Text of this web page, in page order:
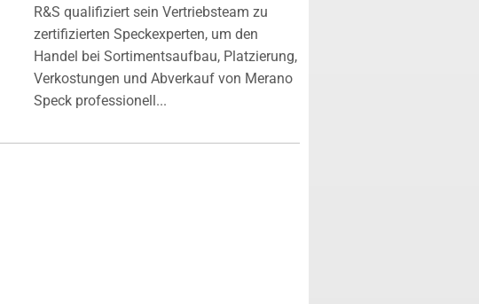
R&S qualifiziert sein Vertriebsteam zu
zertifizierten Speckexperten, um den
Handel bei Sortimentsaufbau, Platzierung,
Verkostungen und Abverkauf von Merano
Speck professionell...